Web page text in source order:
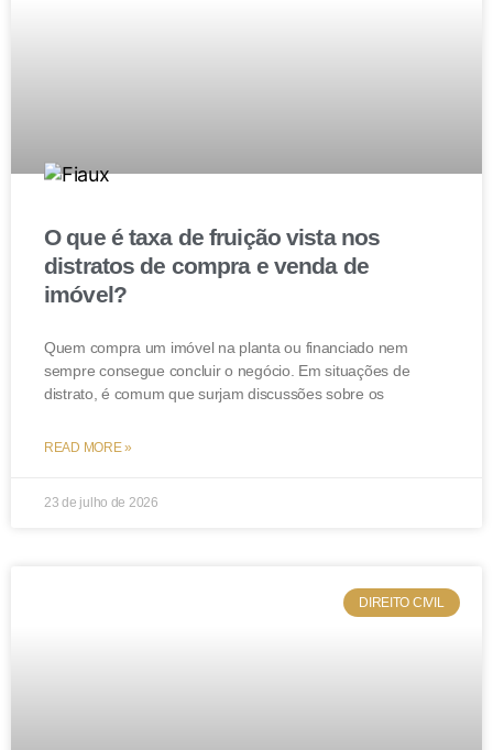
O que é taxa de fruição vista nos
distratos de compra e venda de
imóvel?
Quem compra um imóvel na planta ou financiado nem
sempre consegue concluir o negócio. Em situações de
distrato, é comum que surjam discussões sobre os
READ MORE »
23 de julho de 2026
DIREITO CIVIL